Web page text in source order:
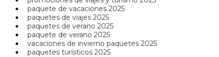
paquete de vacaciones 2025
paquetes de viajes 2025
paquetes de verano 2025
paquete de verano 2025
vacaciones de invierno paquetes 2025
paquetes turísticos 2025